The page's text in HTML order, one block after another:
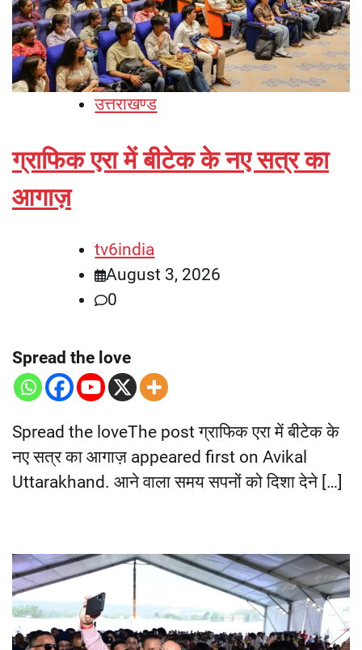
उत्तराखण्ड
ग्राफिक एरा में बीटेक के नए सत्र का
आगाज़
tv6india
August 3, 2026
0
Spread the love
Spread the loveThe post ग्राफिक एरा में बीटेक के
नए सत्र का आगाज़ appeared first on Avikal
Uttarakhand. आने वाला समय सपनों को दिशा देने […]